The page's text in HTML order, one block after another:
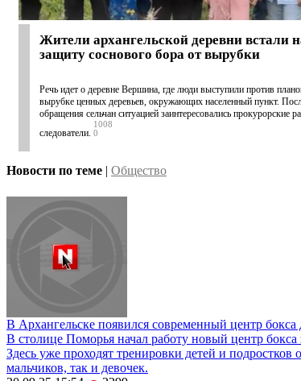
Жители архангельской деревни встали
защиту соснового бора от вырубки
Речь идет о деревне Вершина, где люди выступили против
вырубке ценных деревьев, окружающих населенный пункт.
обращения сельчан ситуацией заинтересовались прокурорские
следователи.
1008
0
Новости по теме | Общество
В Архангельске появился современный центр бокса
В столице Поморья начал работу новый центр
Здесь уже проходят тренировки детей и подростков
мальчиков, так и девочек.